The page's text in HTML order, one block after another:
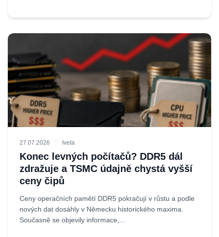
27.07.2026 Iveta
Konec levných počítačů? DDR5 dál
zdražuje a TSMC údajně chystá vyšší
ceny čipů
Ceny operačních pamětí DDR5 pokračují v růstu a podle
nových dat dosáhly v Německu historického maxima.
Současně se objevily informace,...